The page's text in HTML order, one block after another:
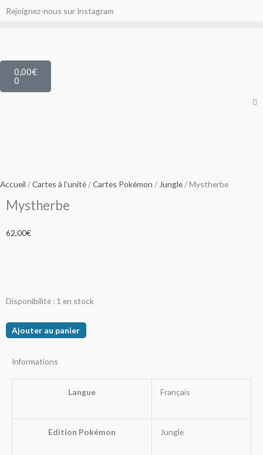
AllerRejoignez-nous sur Instagram
0,00€
0
Panier
Accueil /Cartes à l'unité/Cartes Pokémon / Jungle/ Mystherbe
Mystherbe
62,00€
Disponibilité : 1 en stock
quantité
Mystherbe
Ajouter au panier
Informations
Langue Français
Edition Pokémon Jungle